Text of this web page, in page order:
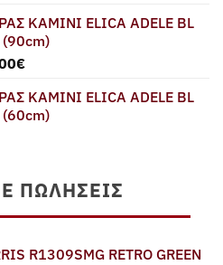
ΚΑΜΙΝΙ ELICA ADELE BL
(90cm)
€Η
τιμή
είναι:
ΚΑΜΙΝΙ ELICA ADELE BL
(60cm)
ΠΩΛΉΣΕΙΣ
R1309SMG RETRO GREEN